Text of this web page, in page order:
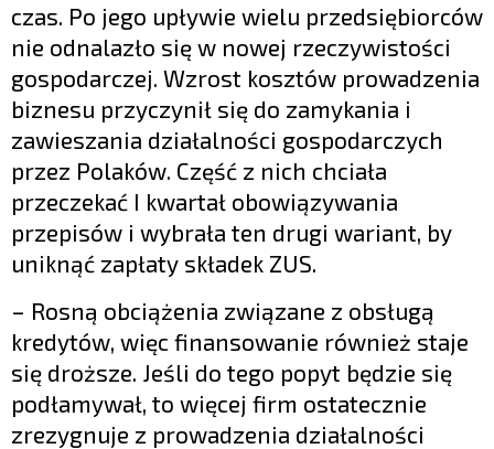
czas. Po jego upływie wielu przedsiębiorców
nie odnalazło się w nowej rzeczywistości
gospodarczej. Wzrost kosztów prowadzenia
biznesu przyczynił się do zamykania i
zawieszania działalności gospodarczych
przez Polaków. Część z nich chciała
przeczekać I kwartał obowiązywania
przepisów i wybrała ten drugi wariant, by
uniknąć zapłaty składek ZUS.
– Rosną obciążenia związane z obsługą
kredytów, więc finansowanie również staje
się droższe. Jeśli do tego popyt będzie się
podłamywał, to więcej firm ostatecznie
zrezygnuje z prowadzenia działalności